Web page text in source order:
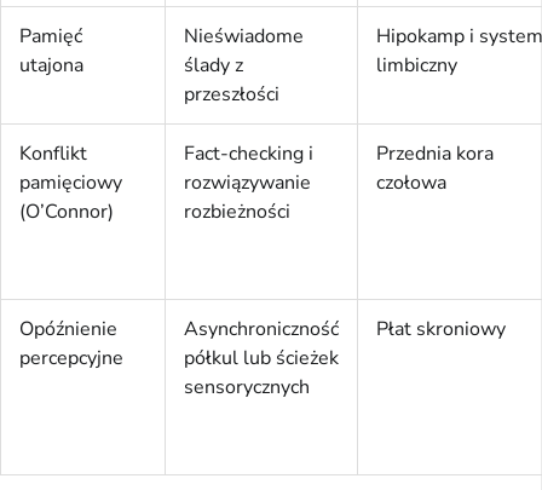
Pamięć
utajona
Nieświadome
ślady z
przeszłości
Hipokamp i system
limbiczny
Konflikt
pamięciowy
(O’Connor)
Fact-checking i
rozwiązywanie
rozbieżności
Przednia kora
czołowa
Opóźnienie
percepcyjne
Asynchroniczność
półkul lub ścieżek
sensorycznych
Płat skroniowy